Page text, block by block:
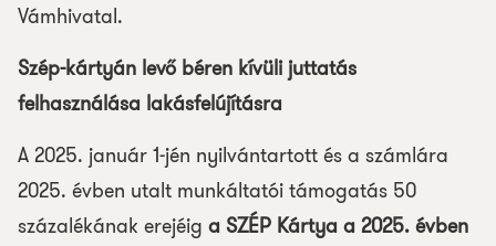
Vámhivatal.
Szép-kártyán levő béren kívüli juttatás
felhasználása lakásfelújításra
A 2025. január 1-jén nyilvántartott és a számlára
2025. évben utalt munkáltatói támogatás 50
százalékának erejéig a SZÉP Kártya a 2025. évben